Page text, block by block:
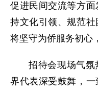
促进民间交流等方
持文化引领、规范
将坚守为侨服务初心
招待会现场气
界代表深受鼓舞，